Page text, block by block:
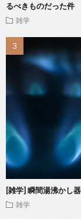
るべきものだった件
雑学
[雑学] 瞬間湯沸かし
雑学